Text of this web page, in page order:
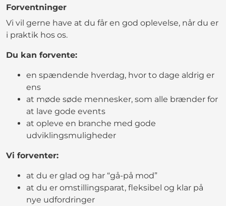
Forventninger
Vi vil gerne have at du får en god oplevelse, når du er
i praktik hos os.
Du kan forvente:
en spændende hverdag, hvor to dage aldrig er
ens
at møde søde mennesker, som alle brænder for
at lave gode events
at opleve en branche med gode
udviklingsmuligheder
Vi forventer:
at du er glad og har “gå-på mod”
at du er omstillingsparat, fleksibel og klar på
nye udfordringer